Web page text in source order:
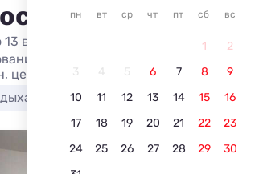
пн вт ср чт пт сб вс
1
2
3
4 5 6 7 8
9
10
11 12 13 14 15
16
17
18 19 20 21 22
23
24
25 26 27 28 29
30
в
вариантов жилья из 13
квартиры посуточно в
цены, отзывы, фото, отдых без
с детьми
Wi-Fi С